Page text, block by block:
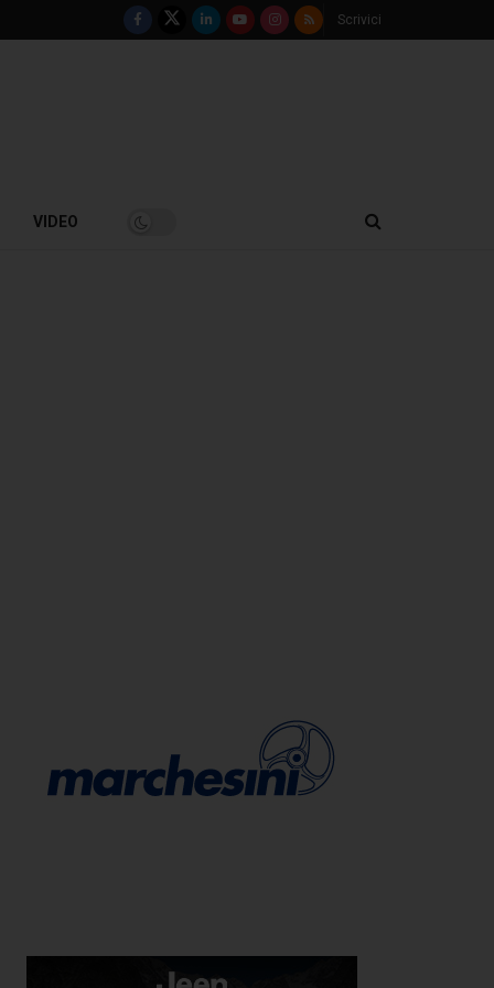
Scrivici
VIDEO